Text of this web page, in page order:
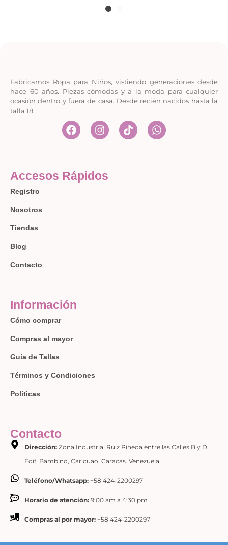
Fabricamos Ropa para Niños, vistiendo generaciones desde
hace 60 años. Piezas cómodas y a la moda para cualquier
ocasión dentro y fuera de casa. Desde recién nacidos hasta la
talla 18.
Accesos Rápidos
Registro
Nosotros
Tiendas
Blog
Contacto
Información
Cómo comprar
Compras al mayor
Guía de Tallas
Términos y Condiciones
Políticas
Contacto
Dirección:Zona Industrial Ruiz Pineda entre las Calles B y D,
Edif. Bambino, Caricuao, Caracas. Venezuela.
Teléfono/Whatsapp:+58 424-2200297
Horario de atención:9:00 am a 4:30 pm
Compras al por mayor:+58 424-2200297